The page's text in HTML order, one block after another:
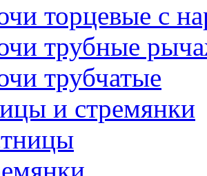
торцевые с
трубные
трубчатые
и стремянки